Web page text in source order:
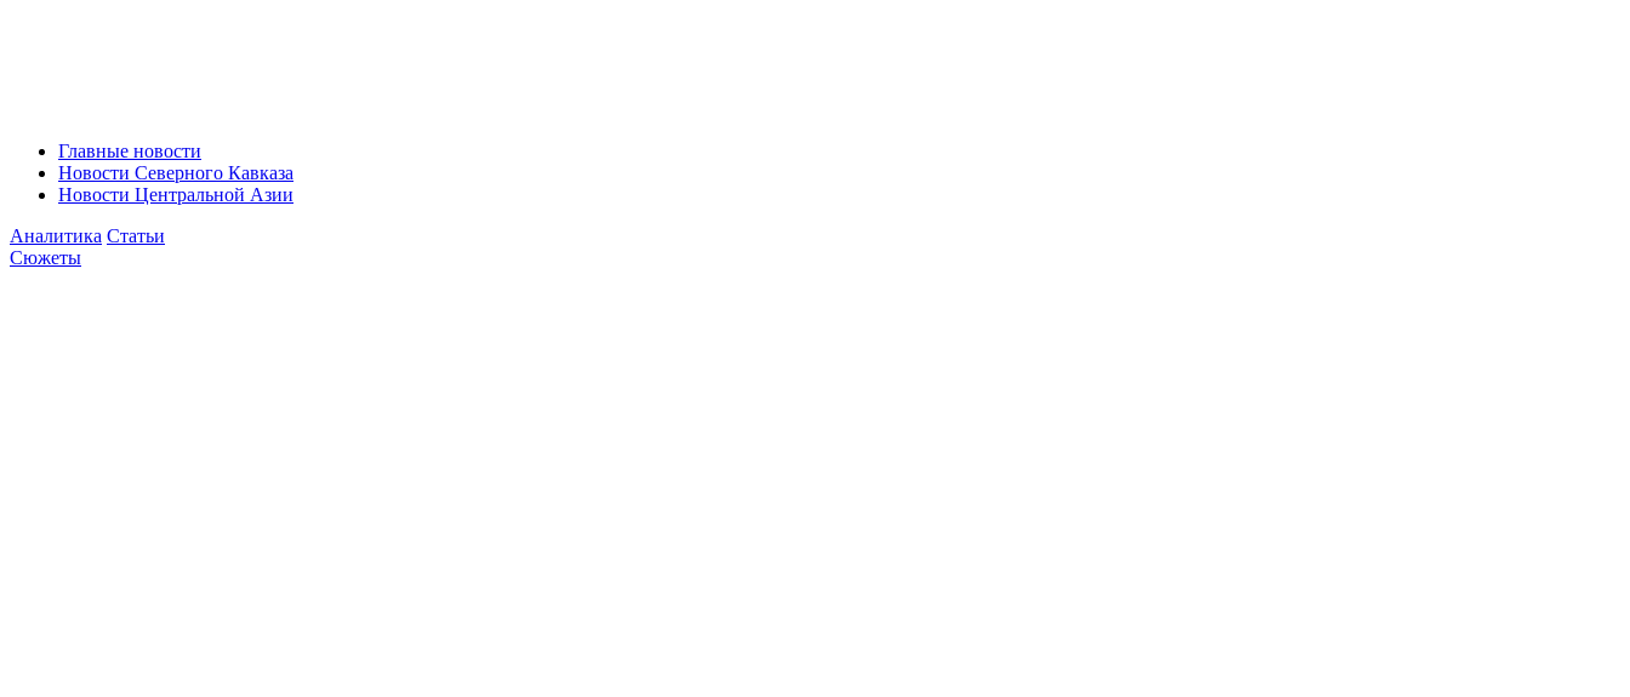
Главные новости
Новости Северного Кавказа
Новости Центральной Азии
Аналитика Статьи
Сюжеты